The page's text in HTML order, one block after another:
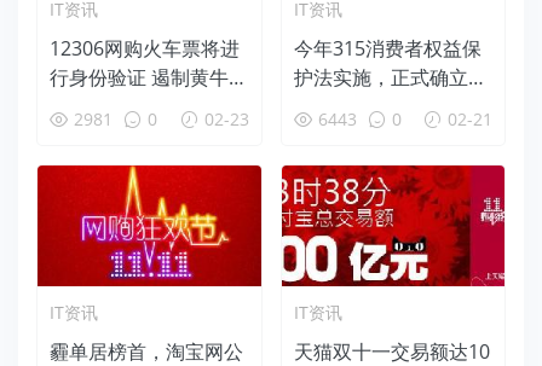
IT资讯
12306网购火车票将进
行身份验证 遏制黄牛和
假名称2981 0 02-23
IT资讯
今年315消费者权益保
护法实施，正式确立网
购7天无理由退货
6443 0 02-21
IT资讯
霾单居榜首，淘宝网公
IT资讯
天猫双十一交易额达10